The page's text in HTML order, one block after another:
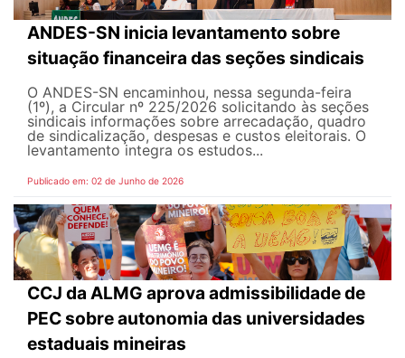
ANDES-SN inicia levantamento sobre
situação financeira das seções sindicais
O ANDES-SN encaminhou, nessa segunda-feira
(1º), a Circular nº 225/2026 solicitando às seções
sindicais informações sobre arrecadação, quadro
de sindicalização, despesas e custos eleitorais. O
levantamento integra os estudos...
Publicado em: 02 de Junho de 2026
CCJ da ALMG aprova admissibilidade de
PEC sobre autonomia das universidades
estaduais mineiras